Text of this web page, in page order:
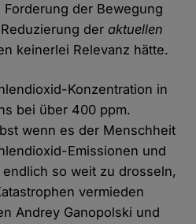
der Bewegung
deraktuellen
keinerlei Relevanz hätte.
Konzentration in
bei über 400 ppm.
wenn es der Menschheit
Emissionen und
so weit zu drosseln,
vermieden
Andrey Ganopolski und